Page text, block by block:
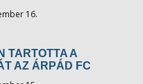
16.
TARTOTTA A
AZ ÁRPÁD FC